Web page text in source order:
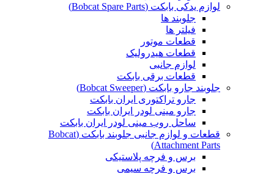
لوازم یدکی بابکت (Bobcat Spare Parts)
جلوبند ها
فیلتر ها
قطعات موتور
قطعات هیدرولیک
لوازم جانبی
قطعات برقی بابکت
جلوبند جارو بابکت (Bobcat Sweeper)
جارو تراکتوری ایران بابکت
جارو مینی لودر ایران بابکت
ساحل روب مینی لودر ایران بابکت
قطعات و لوازم جانبی جلوبند بابکت (Bobcat
Attachment Parts)
برس و فرچه پلاستیکی
برس و فرچه سیمی